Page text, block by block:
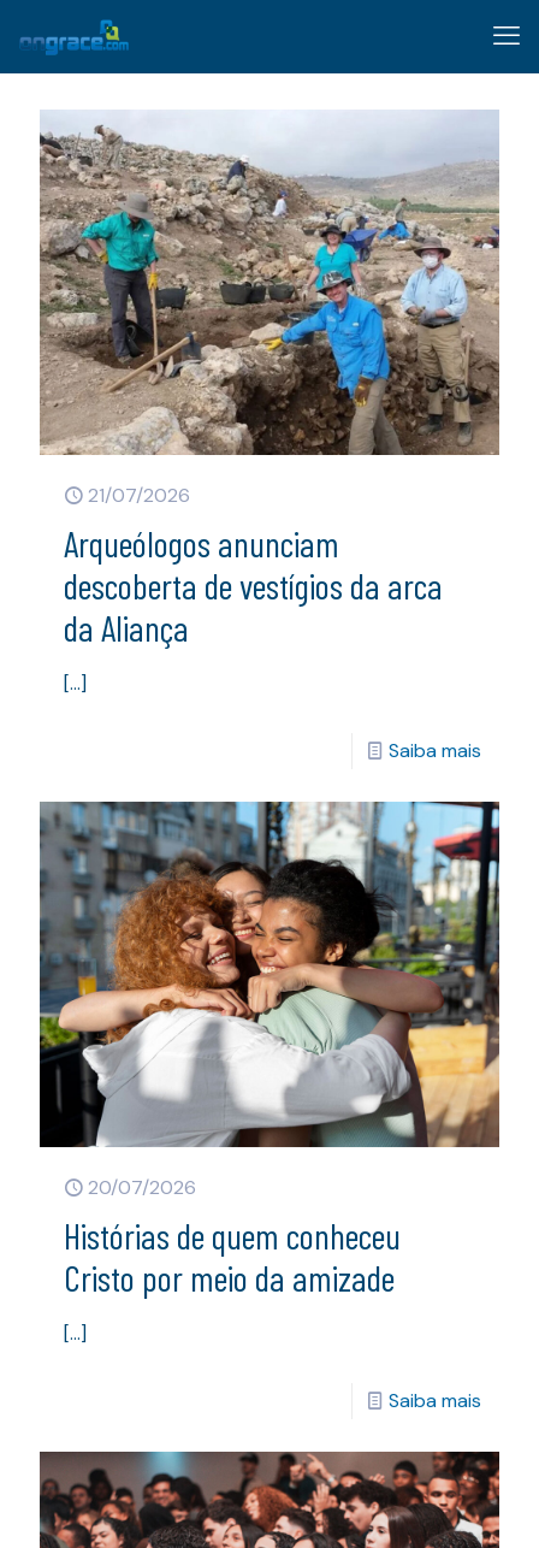
21/07/2026
Arqueólogos anunciam
descoberta de vestígios da arca
da Aliança
[…]
Saiba mais
20/07/2026
Histórias de quem conheceu
Cristo por meio da amizade
[…]
Saiba mais